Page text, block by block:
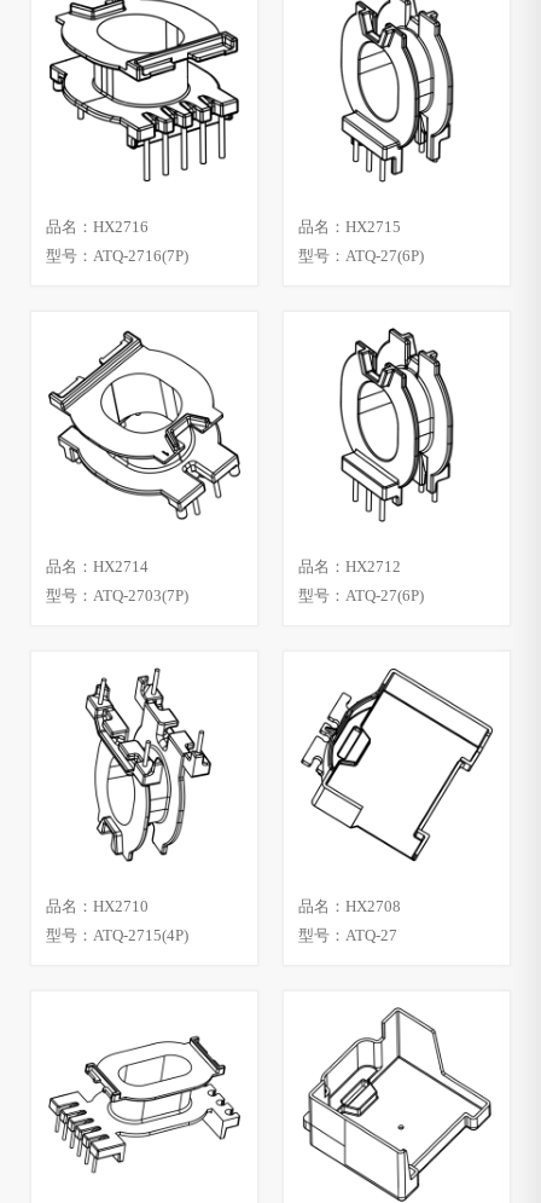
品名：HX2716
型号：ATQ-2716(7P)
品名：HX2715
型号：ATQ-27(6P)
品名：HX2714
型号：ATQ-2703(7P)
品名：HX2712
型号：ATQ-27(6P)
品名：HX2710
型号：ATQ-2715(4P)
品名：HX2708
型号：ATQ-27